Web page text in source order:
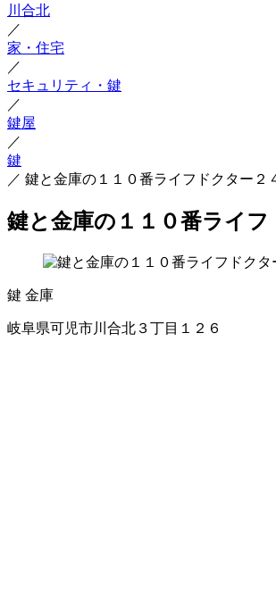
川合北
／
家・住宅
／
セキュリティ・鍵
／
鍵屋
／
鍵
／ 鍵と金庫の１１０番ライフドクター２
鍵と金庫の１１０番ライフ
鍵 金庫
岐阜県可児市川合北３丁目１２６